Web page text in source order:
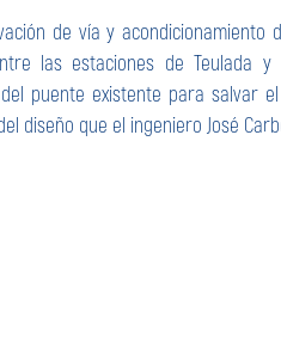
de vía y
las estaciones de Teulada
puente existente para salvar
diseño que el ingeniero José